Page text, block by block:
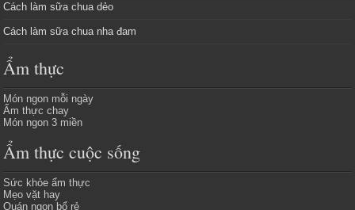
Cách làm sữa chua dẻo
Cách làm sữa chua nha đam
Ẩm thực
Món ngon mỗi ngày
Ẩm thực chay
Món ngon 3 miền
Ẩm thực cuộc sống
Sức khỏe ẩm thực
Mẹo vặt hay
Quán ngon bổ rẻ